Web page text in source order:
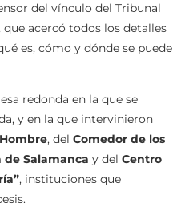
del vínculo del Tribunal
que acercó todos los detalles
es, cómo y dónde se puede
redonda en la que se
y en la que intervinieron
, del Comedor de los
de Salamanca y del Centro
, instituciones que